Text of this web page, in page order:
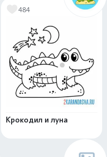
484
Крокодил и луна